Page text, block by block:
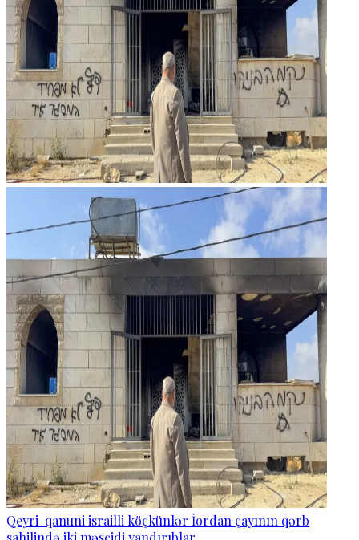
Qeyri-qanuni israilli köçkünlər İordan çayının qərb